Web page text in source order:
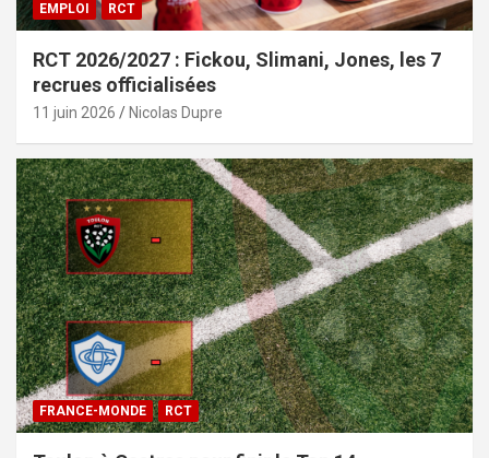
EMPLOI RCT
RCT 2026/2027 : Fickou, Slimani, Jones, les 7
recrues officialisées
11 juin 2026 Nicolas Dupre
FRANCE-MONDE RCT